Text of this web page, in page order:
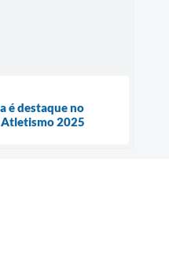
é destaque no
2025